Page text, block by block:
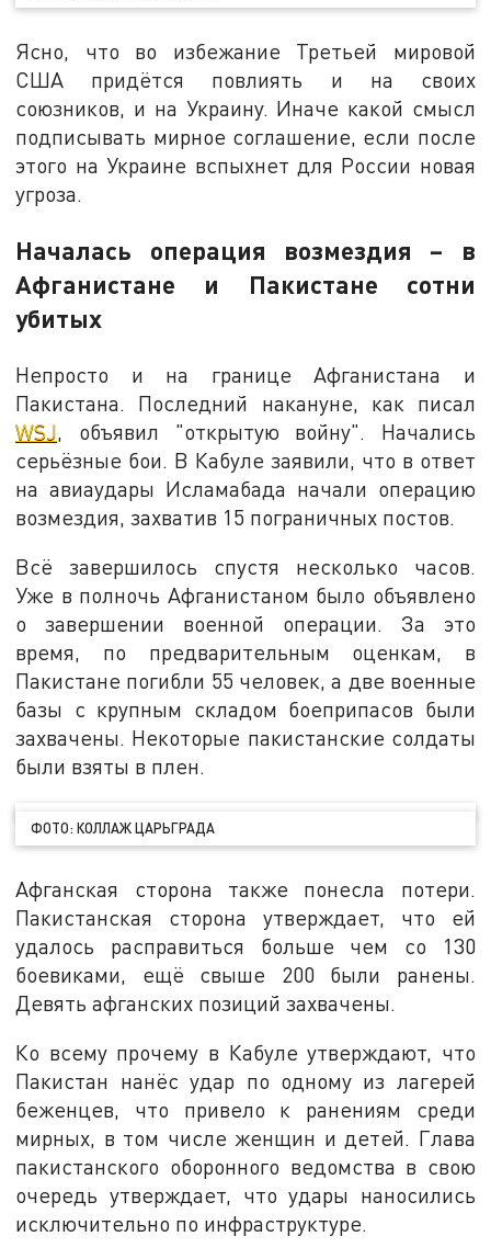
Ясно, что во избежание Третьей мировой
США придётся повлиять и на своих
союзников, и на Украину. Иначе какой смысл
подписывать мирное соглашение, если после
этого на Украине вспыхнет для России новая
угроза.
Началась операция возмездия – в
Афганистане и Пакистане сотни
убитых
Непросто и на границе Афганистана и
Пакистана. Последний накануне, как писал
WSJ, объявил "открытую войну". Начались
серьёзные бои. В Кабуле заявили, что в ответ
на авиаудары Исламабада начали операцию
возмездия, захватив 15 пограничных постов.
Всё завершилось спустя несколько часов.
Уже в полночь Афганистаном было объявлено
о завершении военной операции. За это
время, по предварительным оценкам, в
Пакистане погибли 55 человек, а две военные
базы с крупным складом боеприпасов были
захвачены. Некоторые пакистанские солдаты
были взяты в плен.
ФОТО: КОЛЛАЖ ЦАРЬГРАДА
Афганская сторона также понесла потери.
Пакистанская сторона утверждает, что ей
удалось расправиться больше чем со 130
боевиками, ещё свыше 200 были ранены.
Девять афганских позиций захвачены.
Ко всему прочему в Кабуле утверждают, что
Пакистан нанёс удар по одному из лагерей
беженцев, что привело к ранениям среди
мирных, в том числе женщин и детей. Глава
пакистанского оборонного ведомства в свою
очередь утверждает, что удары наносились
исключительно по инфраструктуре.